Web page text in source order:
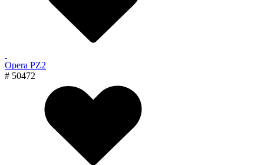
Opera PZ2
# 50472